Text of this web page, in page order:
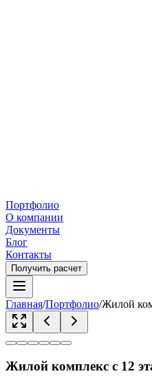
Портфолио
О компании
Документы
Блог
Контакты
Получить расчет
Главная/Портфолио/Жилой
Жилой комплекс с 12